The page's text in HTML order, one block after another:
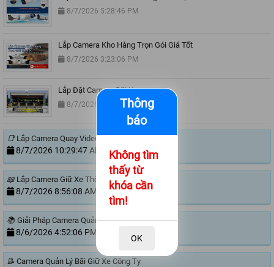
Thông
báo
Không tìm
thấy từ
khóa cần
tìm!
OK
8/7/2026 5:28:46 PM
Lắp Camera Kho Hàng Trọn Gói Giá Tốt
8/7/2026 3:23:06 PM
Lắp Đặt Camera Bãi Xe
8/7/2026 11:00:51 AM
📑 Lắp Camera Quay Video Đóng Hàng Ngoài Sàn
8/7/2026 10:29:47 AM
📖 Lắp Camera Giữ Xe Thông Minh
8/7/2026 8:56:08 AM
📚 Giải Pháp Camera Quản Lý Bãi Xe Trường Học
8/6/2026 4:52:06 PM
📝 Camera Quản Lý Bãi Giữ Xe Công Ty